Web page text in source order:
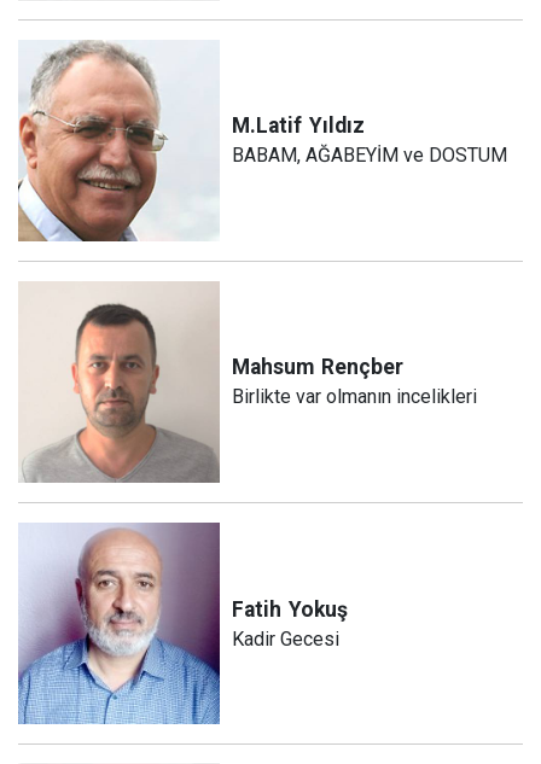
M.Latif Yıldız
BABAM, AĞABEYİM ve DOSTUM
Mahsum Rençber
Birlikte var olmanın incelikleri
Fatih Yokuş
Kadir Gecesi